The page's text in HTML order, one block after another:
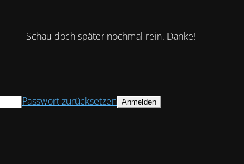
Schau doch später nochmal rein. Danke!
Passwort zurücksetzen